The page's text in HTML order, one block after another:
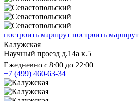
построить маршрут построить маршрут
Калужская
Научный проезд д.14а к.5
Ежедневно с 8:00 до 22:00
+7 (499) 460-63-34